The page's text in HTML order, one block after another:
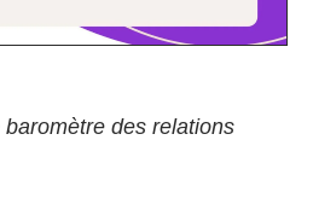
des relations